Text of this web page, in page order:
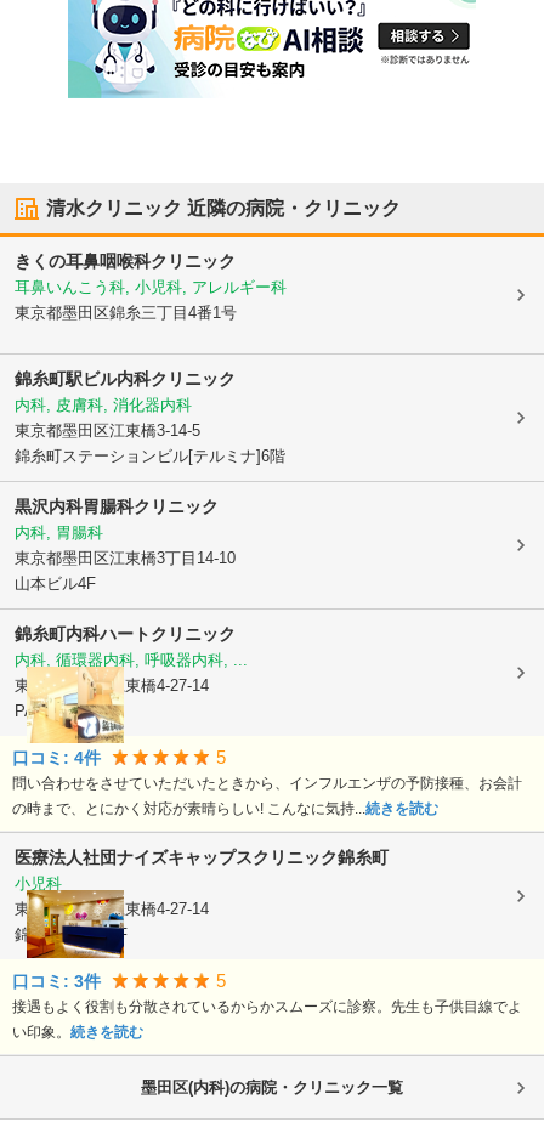
清水クリニック 近隣の病院・クリニック
きくの耳鼻咽喉科クリニック
耳鼻いんこう科, 小児科, アレルギー科
東京都墨田区錦糸三丁目4番1号
錦糸町駅ビル内科クリニック
内科, 皮膚科, 消化器内科
東京都墨田区江東橋3-14-5
錦糸町ステーションビル[テルミナ]6階
黒沢内科胃腸科クリニック
内科, 胃腸科
東京都墨田区江東橋3丁目14-10
山本ビル4F
錦糸町内科ハートクリニック
内科, 循環器内科, 呼吸器内科, ...
東京都墨田区江東橋4-27-14
PARCO7階
口コミ: 4件 5
問い合わせをさせていただいたときから、インフルエンザの予防接種、お会計
の時まで、とにかく対応が素晴らしい! こんなに気持... 続きを読む
医療法人社団ナイズキャップスクリニック錦糸町
小児科
東京都墨田区江東橋4-27-14
錦糸町パルコ7F
口コミ: 3件 5
接遇もよく役割も分散されているからかスムーズに診察。先生も子供目線でよ
い印象。 続きを読む
墨田区(内科)の病院・クリニック一覧